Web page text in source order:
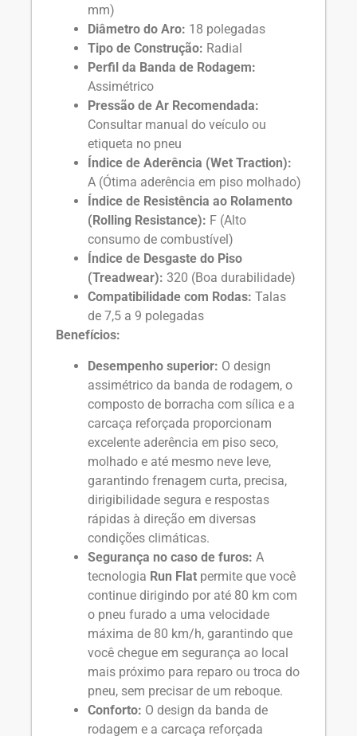
mm)
Diâmetro do Aro: 18 polegadas
Tipo de Construção: Radial
Perfil da Banda de Rodagem:
Assimétrico
Pressão de Ar Recomendada:
Consultar manual do veículo ou
etiqueta no pneu
Índice de Aderência (Wet Traction):
A (Ótima aderência em piso molhado)
Índice de Resistência ao Rolamento
(Rolling Resistance): F (Alto
consumo de combustível)
Índice de Desgaste do Piso
(Treadwear): 320 (Boa durabilidade)
Compatibilidade com Rodas: Talas
de 7,5 a 9 polegadas
Benefícios:
Desempenho superior: O design
assimétrico da banda de rodagem, o
composto de borracha com sílica e a
carcaça reforçada proporcionam
excelente aderência em piso seco,
molhado e até mesmo neve leve,
garantindo frenagem curta, precisa,
dirigibilidade segura e respostas
rápidas à direção em diversas
condições climáticas.
Segurança no caso de furos: A
tecnologia Run Flat permite que você
continue dirigindo por até 80 km com
o pneu furado a uma velocidade
máxima de 80 km/h, garantindo que
você chegue em segurança ao local
mais próximo para reparo ou troca do
pneu, sem precisar de um reboque.
Conforto: O design da banda de
rodagem e a carcaça reforçada